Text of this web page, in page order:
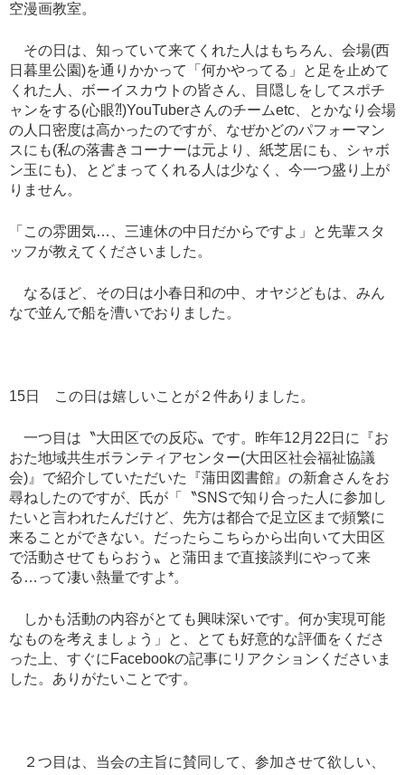
空漫画教室。
その日は、知っていて来てくれた人はもちろん、会場(西
日暮里公園)を通りかかって「何かやってる」と足を止めて
くれた人、ボーイスカウトの皆さん、目隠しをしてスポチ
ャンをする(心眼⁈)YouTuberさんのチームetc 、とかなり会場
の人口密度は高かったのですが、なぜかどのパフォーマン
スにも(私の落書きコーナーは元より、紙芝居にも、シャボ
ン玉にも) 、とどまってくれる人は少なく、今一つ盛り上が
りません。
「この雰囲気…
、三連休の中日だからですよ」と先輩スタ
ッフが教えてくださいました。
なるほど、その日は小春日和の中、オヤジどもは、みん
なで並んで船を漕いでおりました。
15日 この日は嬉しいことが２件ありました。
一つ目は〝大田区での反応〟です。昨年12 月 22 日に『お
おた地域共生ボランティアセンター(大田区社会福祉協議
会) 』で紹介していただいた『蒲田図書館』の新倉さんをお
尋ねしたのですが、氏が「〝SNSで知り合った人に参加し
たいと言われたんだけど、先方は都合で足立区まで頻繁に
来ることができない。だったらこちらから出向いて大田区
で活動させてもらおう〟と蒲田まで直接談判にやって来
る … って凄い熱量ですよ*。
しかも活動の内容がとても興味深いです。何か実現可能
なものを考えましょう」と、とても好意的な評価をくださ
った上、すぐに Facebookの記事にリアクションくださいま
した。ありがたいことです。
２つ目は、当会の主旨に賛同して、参加させて欲しい、